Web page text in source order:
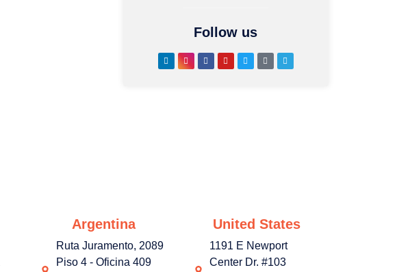
Follow us
Argentina
Ruta Juramento, 2089
Piso 4 - Oficina 409
United States
1191 E Newport
Center Dr. #103